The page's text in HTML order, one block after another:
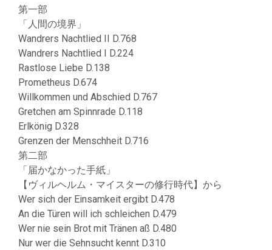
第一部
「人間の境界」
Wandrers Nachtlied II D.768
Wandrers Nachtlied I D.224
Rastlose Liebe D.138
Prometheus D.674
Willkommen und Abschied D.767
Gretchen am Spinnrade D.118
Erlkönig D.328
Grenzen der Menschheit D.716
第二部
「届かなかった手紙」
【ヴィルヘルム・マイスターの修行時代】から
Wer sich der Einsamkeit ergibt D.478
An die Türen will ich schleichen D.479
Wer nie sein Brot mit Tränen aß D.480
Nur wer die Sehnsucht kennt D.310